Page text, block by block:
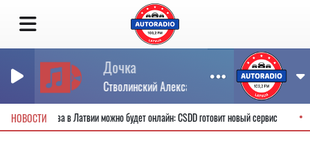
Дочка
Стволинский Александр
НОВОСТИправа в Латвии можно будет онлайн: CSDD готовит новый сервис